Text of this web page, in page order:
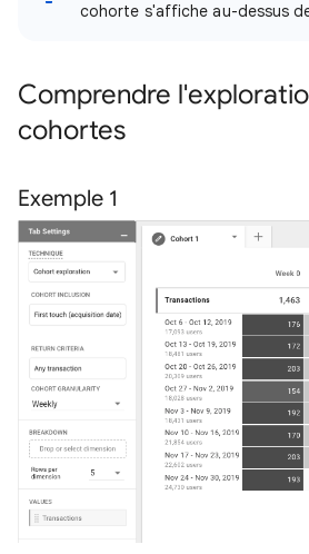
cohorte s'affiche au-dessus
Comprendre
cohortes
Exemple 1